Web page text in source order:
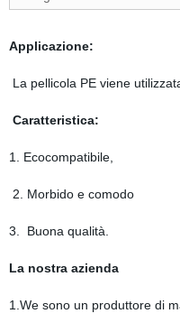
Applicazione:
La pellicola PE viene
Caratteristica:
1. Ecocompatibile,
2. Morbido e comodo
3. Buona qualità.
La nostra azienda
1.We sono un produttore di